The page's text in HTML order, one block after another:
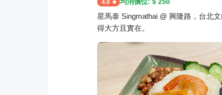
4.0
星馬泰 Singmathai @ 興隆路，台北
得大方且實在。